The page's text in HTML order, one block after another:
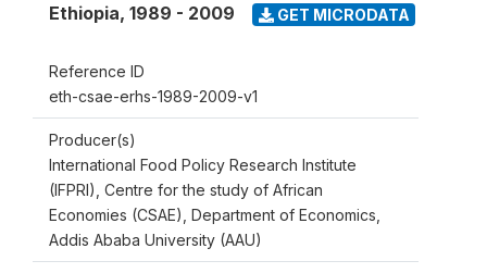
Ethiopia, 1989 - 2009 GET MICRODATA
Reference ID
eth-csae-erhs-1989-2009-v1
Producer(s)
International Food Policy Research Institute
(IFPRI), Centre for the study of African
Economies (CSAE), Department of Economics,
Addis Ababa University (AAU)